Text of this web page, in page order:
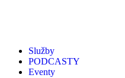
Služby
PODCASTY
Eventy